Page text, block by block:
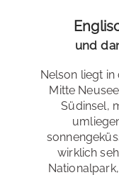
und
Nelson liegt
Mitte
Südinsel,
wirklich
Wähle dein Tempo:
Spezialkurse :
Bildungsurlaub :
Abel Tasman
Dieses Foto vom
beinahe aus wie
dort aber wirklich
Pflanzen begleiten